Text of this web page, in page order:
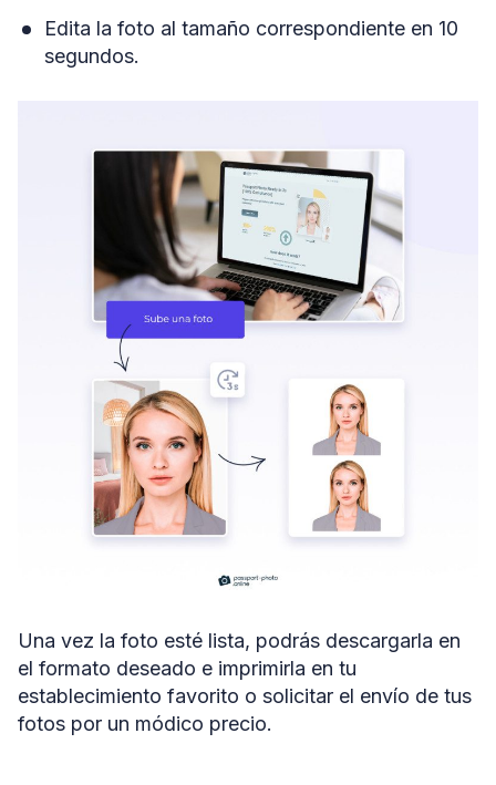
Edita la foto al tamaño correspondiente en 10
segundos.
Una vez la foto esté lista, podrás descargarla en
el formato deseado e imprimirla en tu
establecimiento favorito o solicitar el envío de tus
fotos por un módico precio.